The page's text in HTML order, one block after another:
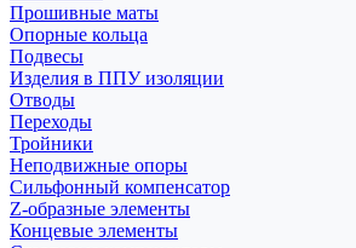
Прошивные маты
Опорные кольца
Подвесы
Изделия в ППУ изоляции
Отводы
Переходы
Тройники
Неподвижные опоры
Cильфонный компенсатор
Z-образные элементы
Концевые элементы